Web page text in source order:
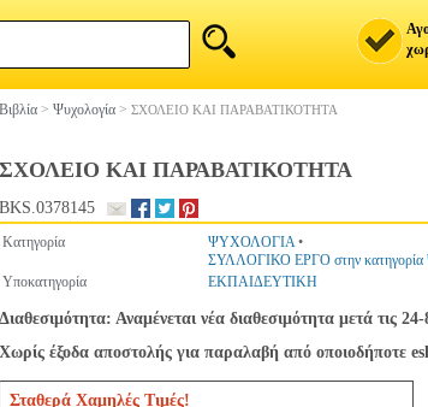
Βιβλία > Ψυχολογία > ΣΧΟΛΕΙΟ ΚΑΙ ΠΑΡΑΒΑΤΙΚΟΤΗΤΑ
ΣΧΟΛΕΙΟ ΚΑΙ ΠΑΡΑΒΑΤΙΚΟΤΗΤΑ
BKS.0378145
Κατηγορία ΨΥΧΟΛΟΓΙΑ•
ΣΥΛΛΟΓΙΚΟ ΕΡΓΟ στην
Υποκατηγορία
ΕΚΠΑΙΔΕΥΤΙΚΗ
Διαθεσιμότητα: Αναμένεται νέα διαθεσιμότητα μετά τις 24-
Χωρίς έξοδα αποστολής για παραλαβή από οποιοδήποτε
Σταθερά Χαμηλές Τιμές!